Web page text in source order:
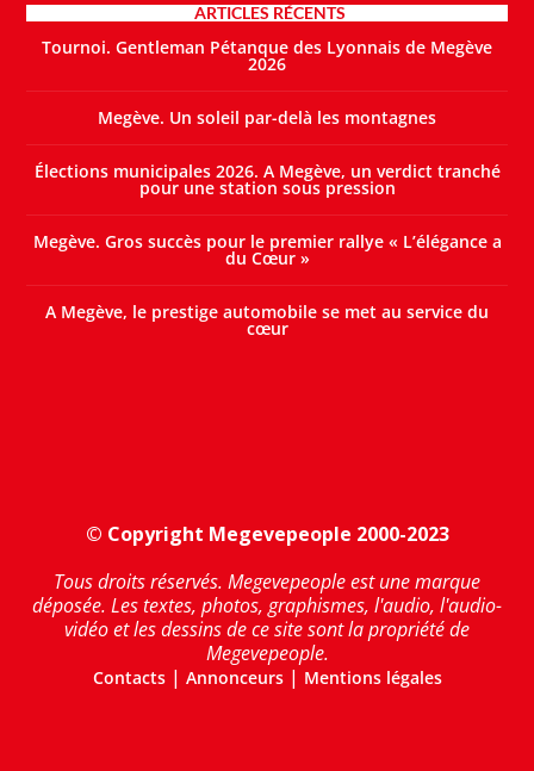
ARTICLES RÉCENTS
Tournoi. Gentleman Pétanque des Lyonnais de Megève
2026
Megève. Un soleil par-delà les montagnes
Élections municipales 2026. A Megève, un verdict tranché
pour une station sous pression
Megève. Gros succès pour le premier rallye « L’élégance a
du Cœur »
A Megève, le prestige automobile se met au service du
cœur
© Copyright Megevepeople 2000-2023
Tous droits réservés. Megevepeople est une marque
déposée. Les textes, photos, graphismes, l'audio, l'audio-
vidéo et les dessins de ce site sont la propriété de
Megevepeople.
Contacts| Annonceurs| Mentions légales